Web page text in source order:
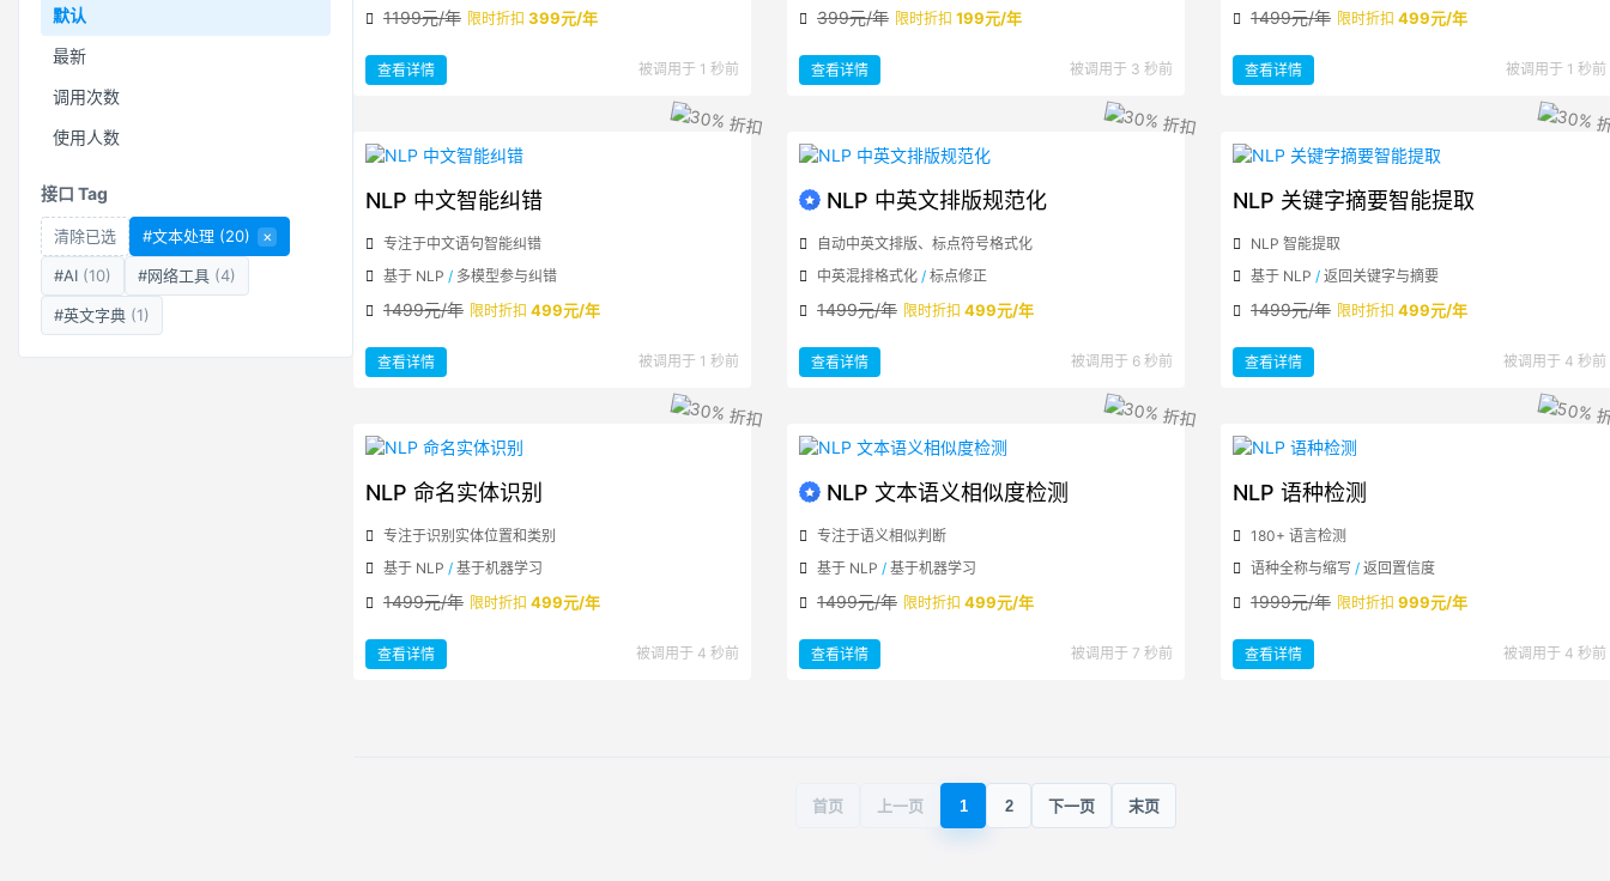
默认
最新
调用次数
使用人数
接口 Tag
清除已选 #文本处理 (20) ×
#AI (10) #网络工具 (4)
#英文字典 (1)
1199元/年 限时折扣 399元/年
查看详情
获
正
文
片
被调用于 1 秒前
399元/年 限时折扣 199元/年
查看详情
获
章
封
被调用于 3 秒前
1499元/年 限时折扣 499元/年
查看详情
NLP
词
被调用于 1 秒前
NLP 中文智能纠错
专注于中文语句智能纠错
基于 NLP / 多模型参与纠错
1499元/年 限时折扣 499元/年
查看详情
NLP
错
被调用于 1 秒前
NLP 中英文排版规范化
自动中英文排版、标点符号格式化
中英混排格式化 / 标点修正
1499元/年 限时折扣 499元/年
查看详情
NLP
规
范
被调用于 6 秒前
NLP 关键字摘要智能提取
NLP 智能提取
基于 NLP / 返回关键字与摘要
1499元/年 限时折扣 499元/年
查看详情
NLP
智
能
取
被调用于 4 秒前
NLP 命名实体识别
专注于识别实体位置和类别
基于 NLP / 基于机器学习
1499元/年 限时折扣 499元/年
查看详情
NLP
被调用于 4 秒前
NLP 文本语义相似度检测
专注于语义相似判断
基于 NLP / 基于机器学习
1499元/年 限时折扣 499元/年
查看详情
NLP
被调用于 7 秒前
NLP 语种检测
180+ 语言检测
语种全称与缩写 / 返回置信度
1999元/年 限时折扣 999元/年
查看详情
NLP
被调用于 4 秒前
首页 上一页 1 2 下一页 末页